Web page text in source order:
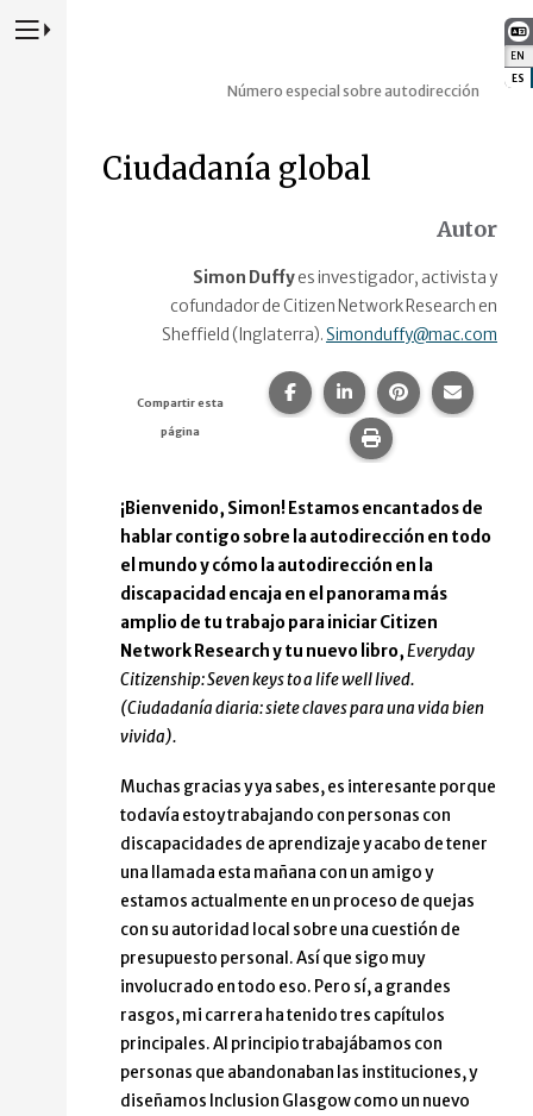
EN
ES
Presione para alternar la navegación principal del sitio web
Número especial sobre autodirección
Ciudadanía global
Autor
Simon Duffyes investigador, activista y
cofundador de Citizen Network Research en
Sheffield (Inglaterra).Simonduffy@mac.com
Compartir esta
página
Compartir esta página en
Compartir esta
Compartir
Imprime esta
¡Bienvenido, Simon! Estamos encantados de
hablar contigo sobre la autodirección en todo
el mundo y cómo la autodirección en la
discapacidad encaja en el panorama más
amplio de tu trabajo para iniciar Citizen
Network Research y tu nuevo libro,Everyday
Citizenship: Seven keys to a life well lived.
(Ciudadanía diaria: siete claves para una vida bien
vivida).
Muchas gracias y ya sabes, es interesante porque
todavía estoy trabajando con personas con
discapacidades de aprendizaje y acabo de tener
una llamada esta mañana con un amigo y
estamos actualmente en un proceso de quejas
con su autoridad local sobre una cuestión de
presupuesto personal. Así que sigo muy
involucrado en todo eso. Pero sí, a grandes
rasgos, mi carrera ha tenido tres capítulos
principales. Al principio trabajábamos con
personas que abandonaban las instituciones, y
diseñamos Inclusion Glasgow como un nuevo